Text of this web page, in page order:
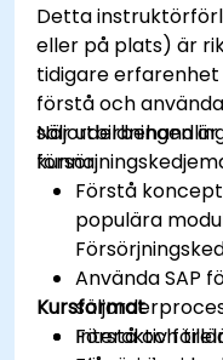
Detta
eller på plats) är
tidigare erfarenhet
förstå och
När utbildningen
kunna:
Förstå
populära
Använda SAP
Förstå och
Kursformat
Interaktiv